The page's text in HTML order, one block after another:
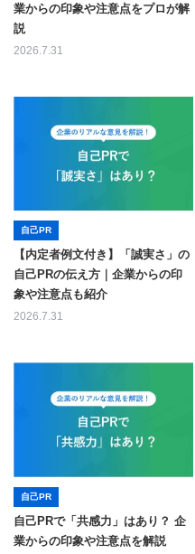
業からの印象や注意点をプロが解
説
2026.7.31
自己PR
【内定者例文付き】「誠実さ」の
自己PRの伝え方｜企業からの印
象や注意点も紹介
2026.7.31
自己PR
自己PRで「共感力」はあり？ 企
業からの印象や注意点を解説